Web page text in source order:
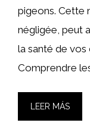
pigeons. Cette
négligée, peut
la santé de vos
Comprendre
LEER MÁS